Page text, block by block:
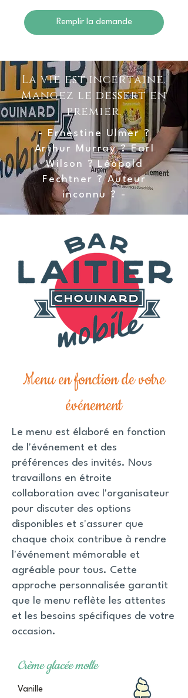
Remplir la demande
La vie est incertaine.
Mangez le dessert en
premier.
- Ernestine Ulmer ?
Arthur Murray ? Earl
Wilson ? Léopold
Fechtner ? Auteur
inconnu ? -
Menu en fonction de votre
événement
Le menu est élaboré en fonction
de l'événement et des
préférences des invités. Nous
travaillons en étroite
collaboration avec l'organisateur
pour discuter des options
disponibles et s'assurer que
chaque choix contribue à rendre
l'événement mémorable et
agréable pour tous. Cette
approche personnalisée garantit
que le menu reflète les attentes
et les besoins spécifiques de votre
occasion.
Crème glacée molle
Vanille